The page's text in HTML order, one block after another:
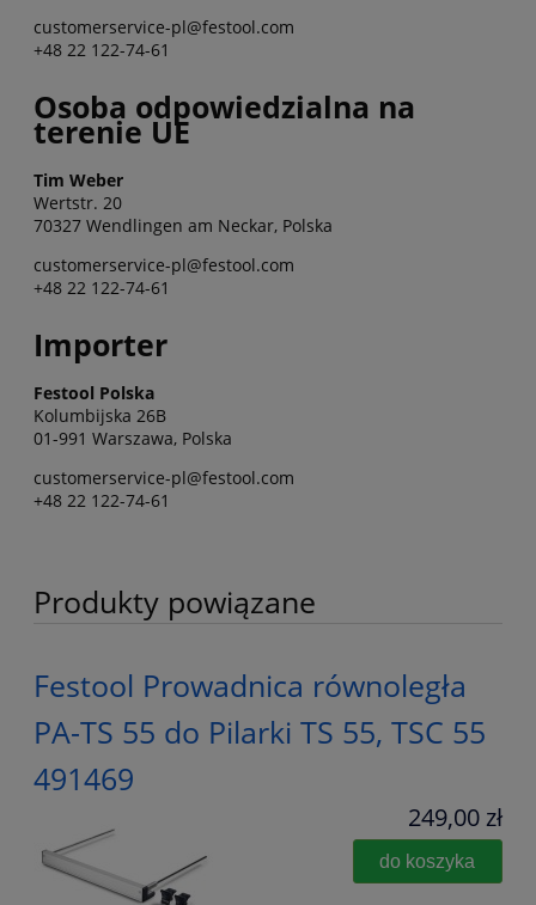
customerservice-pl@festool.com
+48 22 122-74-61
Osoba odpowiedzialna na
terenie UE
Tim Weber
Wertstr. 20
70327 Wendlingen am Neckar, Polska
customerservice-pl@festool.com
+48 22 122-74-61
Importer
Festool Polska
Kolumbijska 26B
01-991 Warszawa, Polska
customerservice-pl@festool.com
+48 22 122-74-61
Produkty powiązane
Festool Prowadnica równoległa
PA-TS 55 do Pilarki TS 55, TSC 55
491469
249,00 zł
do koszyka